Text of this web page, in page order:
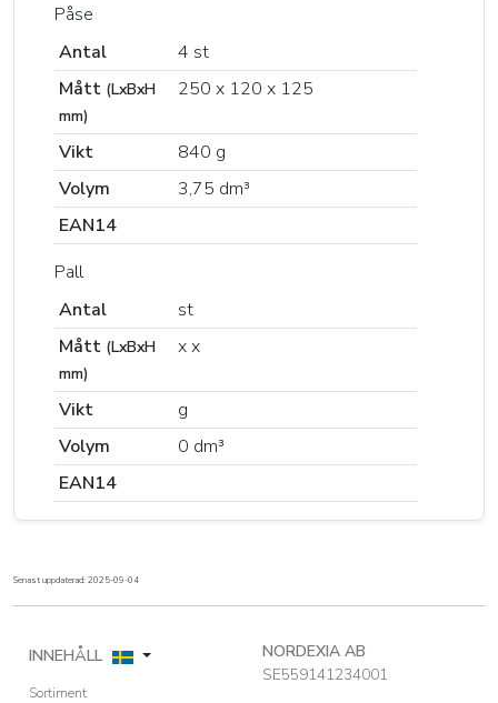
Påse
Antal
4 st
Mått (LxBxH
mm)
250 x 120 x 125
Vikt
840 g
Volym
3,75 dm³
EAN14
Pall
Antal
st
Mått (LxBxH
mm)
x x
Vikt
g
Volym
0 dm³
EAN14
Senast uppdaterad: 2025-09-04
INNEHÅLL
Sortiment
NORDEXIA AB
SE559141234001